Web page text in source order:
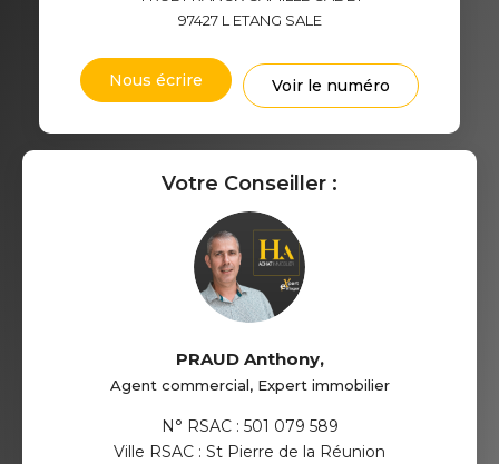
97427 L ETANG SALE
Nous écrire Voir le numéro
Votre Conseiller :
PRAUD Anthony,
Agent commercial, Expert immobilier
N° RSAC : 501 079 589
Ville RSAC : St Pierre de la Réunion